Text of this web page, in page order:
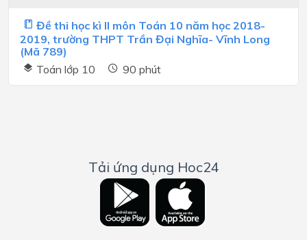
Đề thi học kì II môn Toán 10 năm học 2018-
2019, trường THPT Trần Đại Nghĩa- Vĩnh Long
(Mã 789)
Toán lớp 10
90 phút
Tải ứng dụng Hoc24